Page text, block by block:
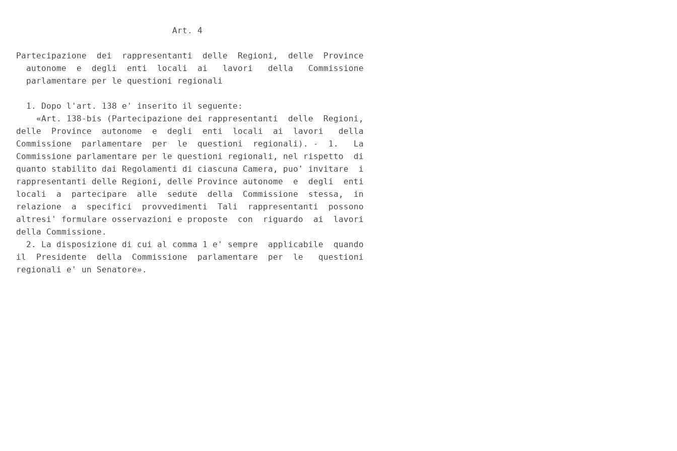
                               Art. 4
Partecipazione  dei  rappresentanti  delle  Regioni,  delle  Province
  autonome  e  degli  enti  locali  ai   lavori   della   Commissione
  parlamentare per le questioni regionali
  1. Dopo l'art. 138 e' inserito il seguente:
    «Art. 138-bis (Partecipazione dei rappresentanti  delle  Regioni,
delle  Province  autonome  e  degli  enti  locali  ai  lavori   della
Commissione  parlamentare  per  le  questioni  regionali). -  1.   La
Commissione parlamentare per le questioni regionali, nel rispetto  di
quanto stabilito dai Regolamenti di ciascuna Camera, puo' invitare  i
rappresentanti delle Regioni, delle Province autonome  e  degli  enti
locali  a  partecipare  alle  sedute  della  Commissione  stessa,  in
relazione  a  specifici  provvedimenti  Tali  rappresentanti  possono
altresi' formulare osservazioni e proposte  con  riguardo  ai  lavori
della Commissione.
  2. La disposizione di cui al comma 1 e' sempre  applicabile  quando
il  Presidente  della  Commissione  parlamentare  per  le   questioni